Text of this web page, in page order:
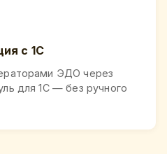
с 1С
ЭДО через
для 1С — без ручного